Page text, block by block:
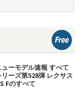
ューモデル速報 すべて
リーズ第528弾 レクサス
Fのすべて